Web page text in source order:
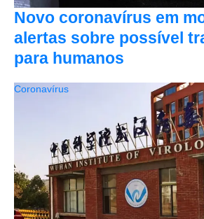
Novo coronavírus em
alertas sobre possível
para humanos
Coronavírus